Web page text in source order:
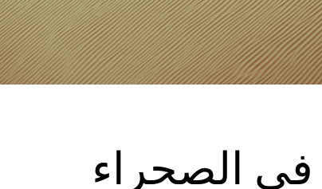
في الصحراء